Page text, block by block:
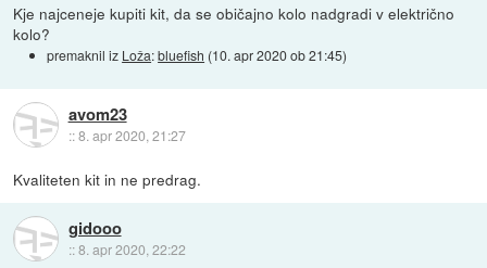
Kje najceneje kupiti kit, da se običajno kolo nadgradi v električno
kolo?
premaknil iz Loža:bluefish (10. apr 2020 ob 21:45)
avom23
::8. apr 2020, 21:27
Kvaliteten kit in ne predrag.
gidooo
::8. apr 2020, 22:22